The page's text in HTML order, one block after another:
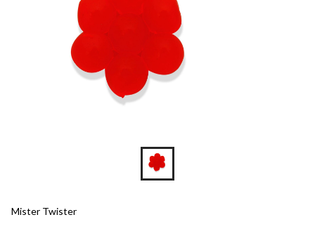
Mister Twister